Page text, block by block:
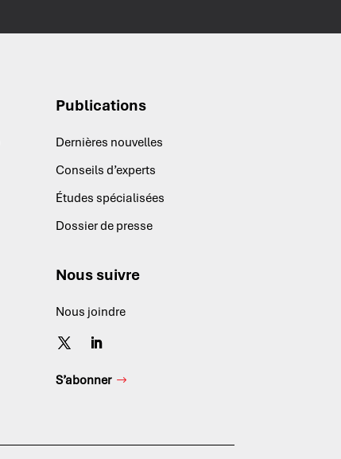
Publications
Dernières nouvelles
Conseils d’experts
Études spécialisées
Dossier de presse
Nous suivre
Nous joindre
S’abonner